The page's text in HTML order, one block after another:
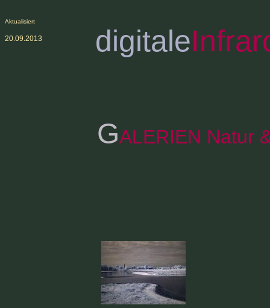
Aktualisiert
20.09.2013 digitale
GALERIEN Natur